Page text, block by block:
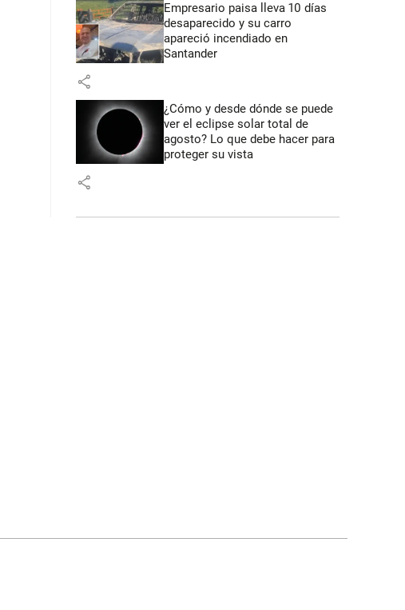
Empresario paisa lleva 10 días
desaparecido y su carro
apareció incendiado en
Santander
share
¿Cómo y desde dónde se puede
ver el eclipse solar total de
agosto? Lo que debe hacer para
proteger su vista
share